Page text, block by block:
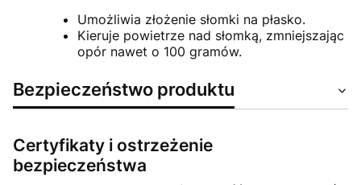
Umożliwia złożenie słomki na płasko.
Kieruje powietrze nad słomką, zmniejszając
opór nawet o 100 gramów.
Bezpieczeństwo produktu
Certyfikaty i ostrzeżenie
bezpieczeństwa